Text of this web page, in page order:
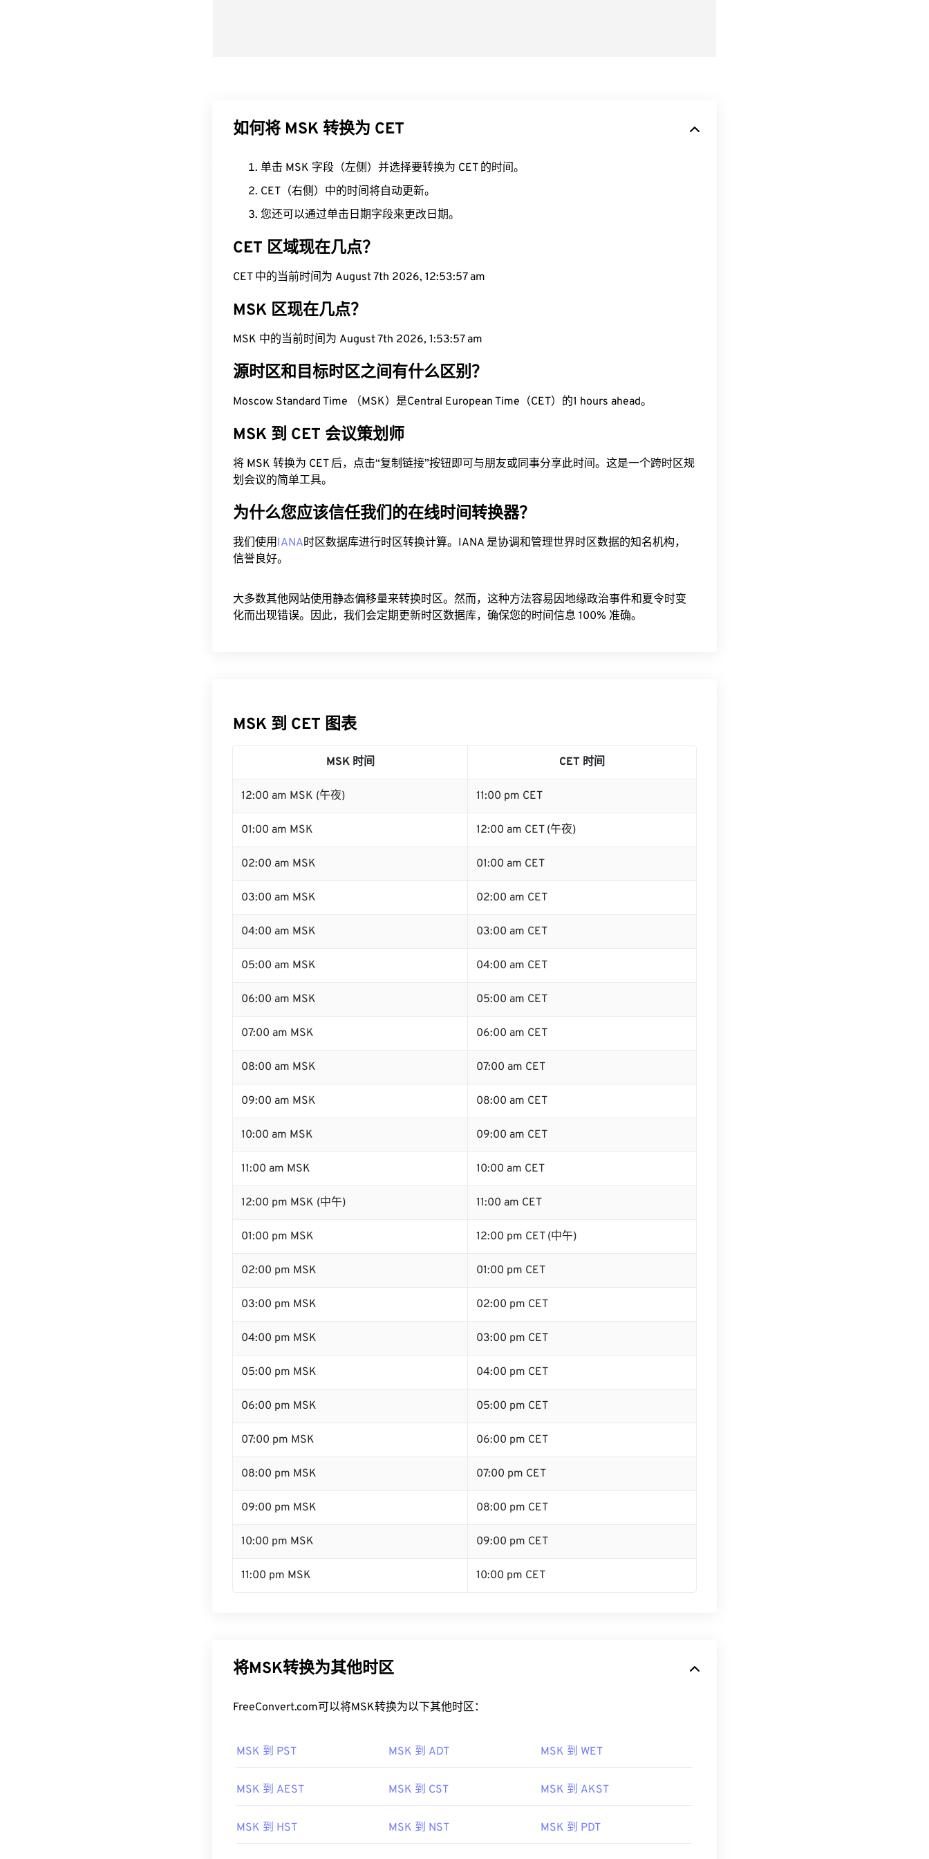
如何将 MSK 转换为 CET
单击 MSK 字段（左侧）并选择要转换为 CET 的时间。
CET（右侧）中的时间将自动更新。
您还可以通过单击日期字段来更改日期。
CET 区域现在几点？
CET 中的当前时间为 August 7th 2026, 12:53:58 am
MSK 区现在几点？
MSK 中的当前时间为 August 7th 2026, 1:53:58 am
源时区和目标时区之间有什么区别？
Moscow Standard Time （MSK）是Central European Time（CET）的1 hours ahead。
MSK 到 CET 会议策划师
将 MSK 转换为 CET 后，点击“复制链接”按钮即可与朋友或同事分享此时间。这是一个跨时区规
划会议的简单工具。
为什么您应该信任我们的在线时间转换器？
我们使用IANA时区数据库进行时区转换计算。IANA 是协调和管理世界时区数据的知名机构，
信誉良好。
大多数其他网站使用静态偏移量来转换时区。然而，这种方法容易因地缘政治事件和夏令时变
化而出现错误。因此，我们会定期更新时区数据库，确保您的时间信息 100% 准确。
MSK 到 CET 图表
MSK 时间 CET 时间
12:00 am MSK (午夜) 11:00 pm CET
01:00 am MSK 12:00 am CET (午夜)
02:00 am MSK 01:00 am CET
03:00 am MSK 02:00 am CET
04:00 am MSK 03:00 am CET
05:00 am MSK 04:00 am CET
06:00 am MSK 05:00 am CET
07:00 am MSK 06:00 am CET
08:00 am MSK 07:00 am CET
09:00 am MSK 08:00 am CET
10:00 am MSK 09:00 am CET
11:00 am MSK 10:00 am CET
12:00 pm MSK (中午) 11:00 am CET
01:00 pm MSK 12:00 pm CET (中午)
02:00 pm MSK 01:00 pm CET
03:00 pm MSK 02:00 pm CET
04:00 pm MSK 03:00 pm CET
05:00 pm MSK 04:00 pm CET
06:00 pm MSK 05:00 pm CET
07:00 pm MSK 06:00 pm CET
08:00 pm MSK 07:00 pm CET
09:00 pm MSK 08:00 pm CET
10:00 pm MSK 09:00 pm CET
11:00 pm MSK 10:00 pm CET
将MSK转换为其他时区
FreeConvert.com可以将MSK转换为以下其他时区：
MSK 到 PST MSK 到 ADT MSK 到 WET
MSK 到 AEST MSK 到 CST MSK 到 AKST
MSK 到 HST MSK 到 NST MSK 到 PDT